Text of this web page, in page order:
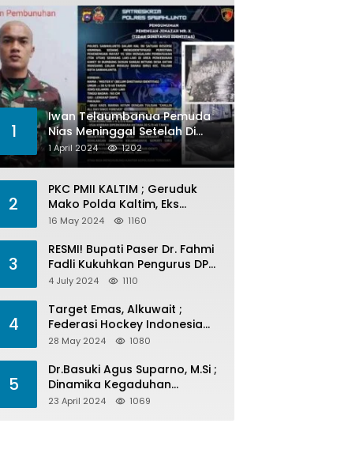
1
Iwan Telaumbanua Pemuda
Nias Meninggal Setelah Di
Habisi Oknum TNI AL
1 April 2024 1202
2
PKC PMII KALTIM ; Geruduk
Mako Polda Kaltim, Eks
Lubang Tambang Banyak
16 May 2024 1160
3
RESMI! Bupati Paser Dr. Fahmi
Fadli Kukuhkan Pengurus DPP
LAP 2024-2029
4 July 2024 1110
4
Target Emas, Alkuwait ;
Federasi Hockey Indonesia
Kota Balikpapan Siap Menjadi
28 May 2024 1080
5
Dr.Basuki Agus Suparno, M.Si ;
Dinamika Kegaduhan
Komunikasi Politik Jelang
23 April 2024 1069